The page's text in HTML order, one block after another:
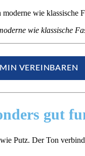
wie klassische
VEREINBAREN
gut
Der Ton